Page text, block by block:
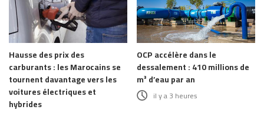
Hausse des prix des
carburants : les Marocains se
tournent davantage vers les
voitures électriques et
hybrides
OCP accélère dans le
dessalement : 410 millions de
m³ d’eau par an
il y a 3 heures